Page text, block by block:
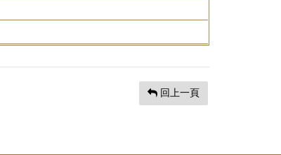
回上一頁